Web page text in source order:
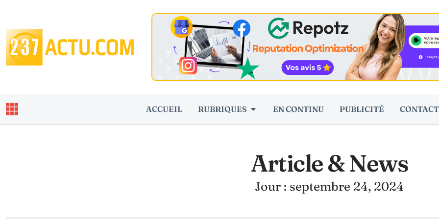
ACCUEIL RUBRIQUES EN CONTINU PUBLICITÉ
Article & News
Jour : septembre 24, 2024